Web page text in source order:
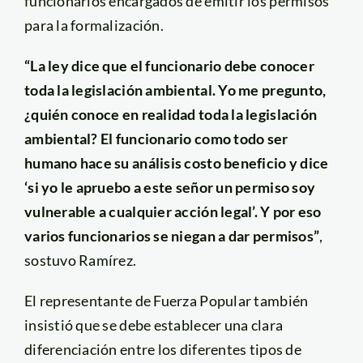
para la formalización.
“La ley dice que el funcionario debe conocer
toda la legislación ambiental. Yo me pregunto,
¿quién conoce en realidad toda la legislación
ambiental? El funcionario como todo ser
humano hace su análisis costo beneficio y dice
‘si yo le apruebo a este señor un permiso soy
vulnerable a cualquier acción legal’. Y por eso
varios funcionarios se niegan a dar permisos”,
sostuvo Ramírez.
El representante de Fuerza Popular también
insistió que se debe establecer una clara
diferenciación entre los diferentes tipos de